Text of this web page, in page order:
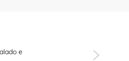
e
"Gostei